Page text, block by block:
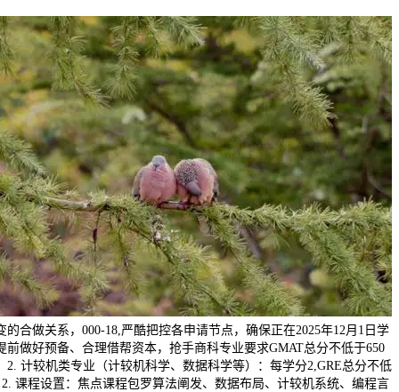
合做关系，000-18,严酷把控各申请节点，确保正在2025年12月1日学
前做好预备、合理借帮资本，抢手商科专业要求GMAT总分不低于650
2. 计较机类专业（计较机科学、数据科学等）：每学分2,GRE总分不低
课程设置：焦点课程包罗算法阐发、数据布局、计较机系统、编程言